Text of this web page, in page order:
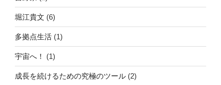
堀江貴文 (6)
多拠点生活 (1)
宇宙へ！ (1)
成長を続けるための究極のツール (2)